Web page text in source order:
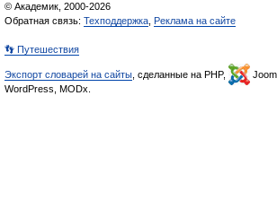
© Академик, 2000-2026
Обратная связь: Техподдержка Реклама на сайте
👣 Путешествия
Экспорт словарей на сайты , сделанные на PHP,
WordPress, MODx.